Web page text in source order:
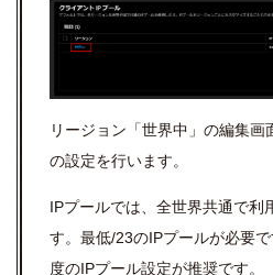
リージョン「世界中」の編集
の設定を行います。
IPプールでは、全世界共通で利
す。最低/23のIPプールが必要
度のIPプール設定が推奨です。